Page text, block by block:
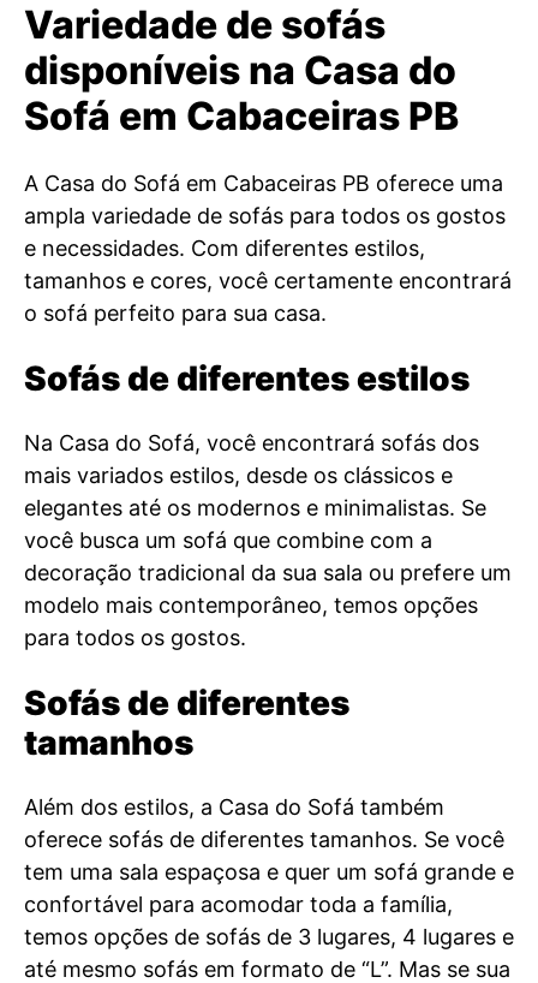
Variedade de sofás
disponíveis na Casa do
Sofá em Cabaceiras PB
A Casa do Sofá em Cabaceiras PB oferece uma
ampla variedade de sofás para todos os gostos
e necessidades. Com diferentes estilos,
tamanhos e cores, você certamente encontrará
o sofá perfeito para sua casa.
Sofás de diferentes estilos
Na Casa do Sofá, você encontrará sofás dos
mais variados estilos, desde os clássicos e
elegantes até os modernos e minimalistas. Se
você busca um sofá que combine com a
decoração tradicional da sua sala ou prefere um
modelo mais contemporâneo, temos opções
para todos os gostos.
Sofás de diferentes
tamanhos
Além dos estilos, a Casa do Sofá também
oferece sofás de diferentes tamanhos. Se você
tem uma sala espaçosa e quer um sofá grande e
confortável para acomodar toda a família,
temos opções de sofás de 3 lugares, 4 lugares e
até mesmo sofás em formato de “L”. Mas se sua